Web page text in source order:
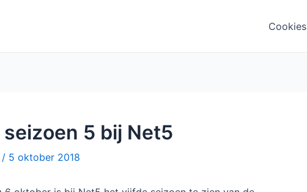
Cookies
5 bij Net5
/ 5 oktober 2018